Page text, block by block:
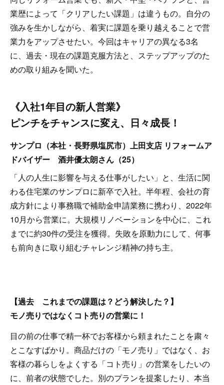
業歴によって「クリアしたい課題」は違うもの。自分の
強みを生かしながら、着実に課題を乗り越えることで営
業力をアップさせたい。今回はキャリアの異なる3名
に、過去・現在の課題克服方法と、ステップアップのた
めの取り組みを聞いた。
《入社1年目の新人営業》
ピンチをチャンスに変え、日々成長！
サンプロ（本社・長野県塩尻市）上田支店 リフォームア
ドバイザー 酒井優太朗さん（25）
「人の人生に影響を与える仕事がしたい」と、生活に関
わる住宅業のサンプロに新卒で入社。半年程、会社の育
成方針により事務職で補助金申請業務に携わり、2022年
10月から営業に。大規模リノベーションを中心に、これ
までに約30件の受注を獲得。失敗を原動力にして、何事
も前向きに取り組むチャレンジ精神の持ち主。
【過去 これまでの課題は？どう解決した？】
モノ売りではなくコト売りの営業に！
目の前の仕事で精一杯でお客様から頼まれたことを粛々
とこなすばかり。商品だけの「モノ売り」ではなく、お
客様の暮らしをよくする「コト売り」の営業をしたいの
に、前者の状態でした。別のプランを提案したり、本当